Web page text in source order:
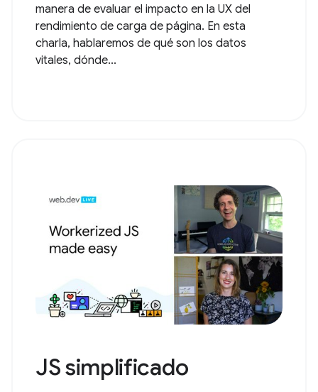
manera de evaluar el impacto en la UX del
rendimiento de carga de página. En esta
charla, hablaremos de qué son los datos
vitales, dónde...
JS simplificado